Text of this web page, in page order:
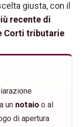
giusta, con il
recente di
Corti tributarie
un notaio o al
di apertura